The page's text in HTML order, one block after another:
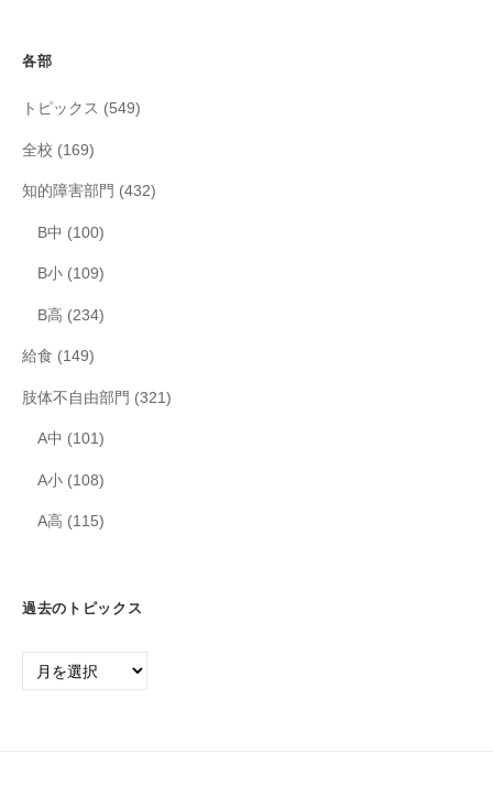
各部
トピックス (549)
全校 (169)
知的障害部門 (432)
B中 (100)
B小(109)
B高 (234)
給食 (149)
肢体不自由部門 (321)
A中 (101)
A小(108)
A高 (115)
過去のトピックス
過